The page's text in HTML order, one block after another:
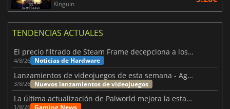
Kinguin
TENDENCIAS ACTUALES
El precio filtrado de Steam Frame decepciona a los usuarios
4/8/26 Noticias de Hardware
Lanzamientos de videojuegos de esta semana - Agosto de 2026 (semana 32)
3/8/26 Nuevos lanzamientos de videojuegos
La última actualización de Palworld mejora la estabilidad
1/8/26 Gaming News